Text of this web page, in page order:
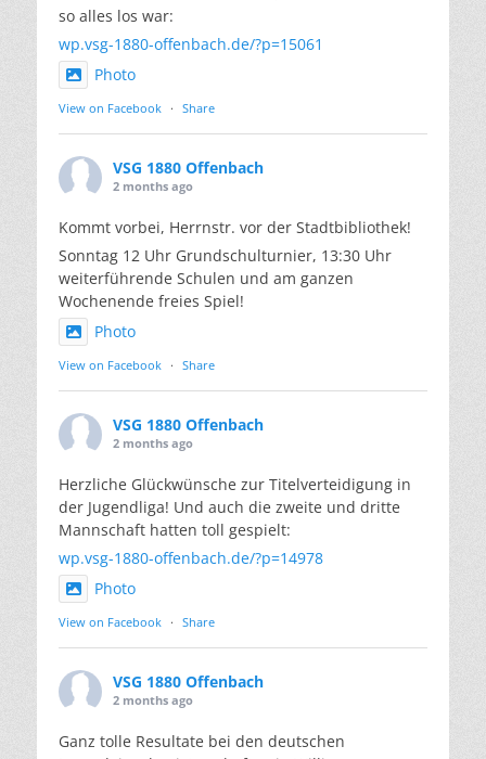
so alles los war:
wp.vsg-1880-offenbach.de/?p=15061
Photo
View on Facebook · Share
VSG 1880 Offenbach
2 months ago
Kommt vorbei, Herrnstr. vor der Stadtbibliothek!
Sonntag 12 Uhr Grundschulturnier, 13:30 Uhr
weiterführende Schulen und am ganzen
Wochenende freies Spiel!
Photo
View on Facebook · Share
VSG 1880 Offenbach
2 months ago
Herzliche Glückwünsche zur Titelverteidigung in
der Jugendliga! Und auch die zweite und dritte
Mannschaft hatten toll gespielt:
wp.vsg-1880-offenbach.de/?p=14978
Photo
View on Facebook · Share
VSG 1880 Offenbach
2 months ago
Ganz tolle Resultate bei den deutschen